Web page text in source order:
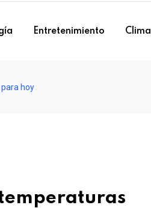
Entretenimiento Clima
hoy